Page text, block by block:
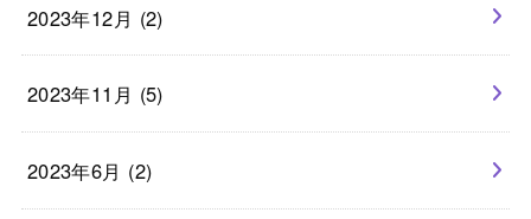
2023年12月 (2)
2023年11月 (5)
2023年6月 (2)